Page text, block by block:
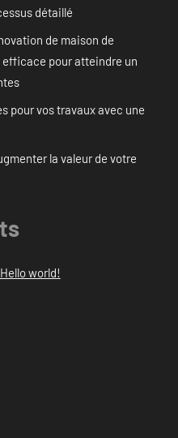
détaillé
de maison de
pour atteindre un
pour vos travaux avec une
la valeur de votre
Hello world!